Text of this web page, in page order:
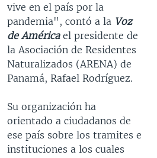
vive en el país por la
pandemia", contó a la Voz
de Américael presidente de
la Asociación de Residentes
Naturalizados (ARENA) de
Panamá, Rafael Rodríguez.
Su organización ha
orientado a ciudadanos de
ese país sobre los tramites e
instituciones a los cuales